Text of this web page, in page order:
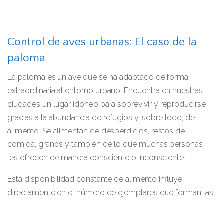
Control de aves urbanas: El caso de la
paloma
La paloma es un ave que se ha adaptado de forma
extraordinaria al entorno urbano. Encuentra en nuestras
ciudades un lugar idóneo para sobrevivir y reproducirse
gracias a la abundancia de refugios y, sobre todo, de
alimento. Se alimentan de desperdicios, restos de
comida, granos y también de lo que muchas personas
les ofrecen de manera consciente o inconsciente.
Esta disponibilidad constante de alimento influye
directamente en el número de ejemplares que forman las